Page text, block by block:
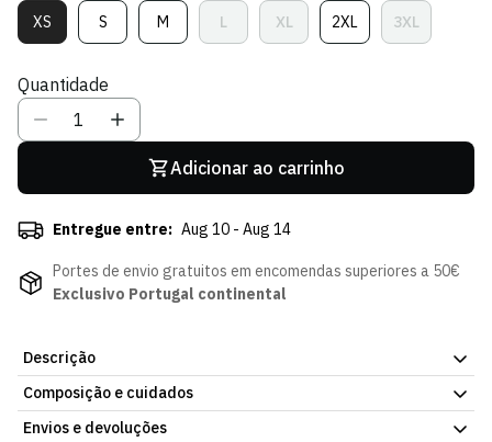
XSVariante
Esgotada
Indisponível
SVariante
Esgotada
Indisponível
MVariante
Esgotada
LVariante
Esgotada
XL
Variante
Esgotada
2XLVariante
Esgotada
3XLVariante
Esgotada
Quantidade
Adicionar ao carrinho
Entregue entre: Aug 10 - Aug 14
Portes de envio gratuitos em encomendas superiores a 50€
Exclusivo Portugal continental
Descrição
Camisa Otherwise Riscas, parte da coleção oficial do Sporting
CP. Fácil de combinar com o resto do guarda-roupa. Consulta os
Composição e cuidados
Envios e devoluções